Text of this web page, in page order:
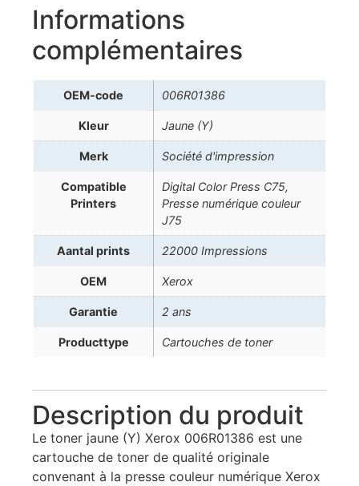
Informations
complémentaires
OEM-code 006R01386
Kleur Jaune (Y)
Merk Société d'impression
Compatible
Printers
Digital Color Press C75,
Presse numérique couleur
J75
Aantal prints 22000 Impressions
OEM Xerox
Garantie 2 ans
Producttype Cartouches de toner
Description du produit
Le toner jaune (Y) Xerox 006R01386 est une
cartouche de toner de qualité originale
convenant à la presse couleur numérique Xerox